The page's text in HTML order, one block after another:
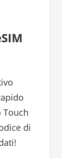
Touch
di